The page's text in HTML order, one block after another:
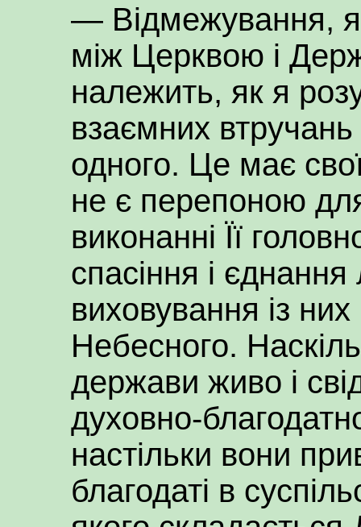
— Відмежування,
між Церквою і
належить, як я
взаємних
одного. Це має
не є перепоною
виконанні Її
спасіння і
виховування із
Небесного.
держави живо і
духовно-
настільки вони
благодаті в